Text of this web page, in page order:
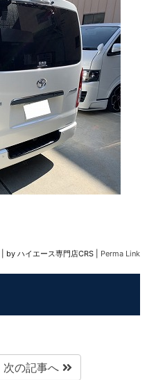
by ハイエース専門店CRS Perma Link
次の記事へ